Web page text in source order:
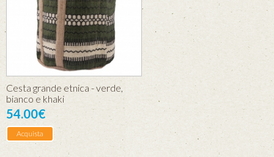
Cesta grande etnica - verde,
bianco e khaki
54.00€
Acquista